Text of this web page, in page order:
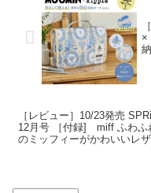
×
［レビュー］10/23発売
12月号 ［付録] miff ふわふ
のミッフィーがかわいいレ